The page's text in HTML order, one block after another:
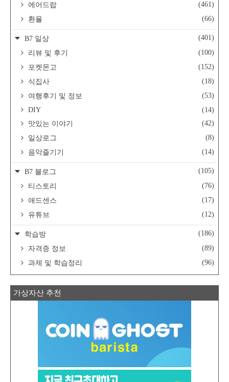
에어드랍
(461)
환율
(66)
B7 일상
(401)
리뷰 및 후기
(100)
포켓몬고
(152)
식집사
(18)
여행후기 및 정보
(53)
DIY
(14)
맛있는 이야기
(42)
일상로그
(8)
음악즐기기
(14)
B7 블로그
(105)
티스토리
(76)
애드센스
(17)
유튜브
(12)
학습방
(186)
자격증 정보
(89)
과제 및 학습정리
(96)
가상자산 추천